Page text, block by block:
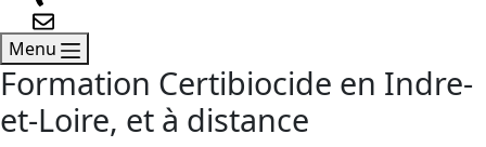
Menu
Formation Certibiocide en Indre-
et-Loire, et à distance